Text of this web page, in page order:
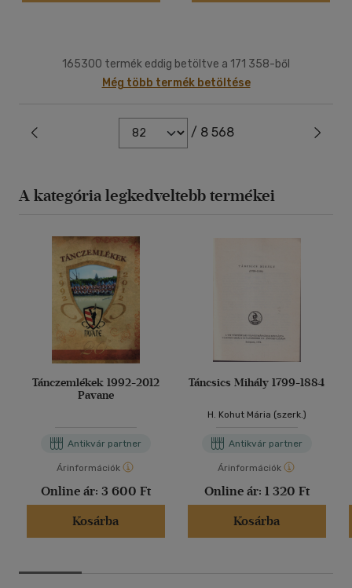
165300 termék eddig betöltve a 171 358-ből
Még több termék betöltése
/ 8 568
A kategória legkedveltebb termékei
Tánczemlékek 1992-2012
Pavane
Antikvár partner
Árinformációk
Online ár: 3 600 Ft
Kosárba
Táncsics Mihály 1799-1884
H. Kohut Mária (szerk.)
Antikvár partner
Árinformációk
Online ár: 1 320 Ft
Kosárba